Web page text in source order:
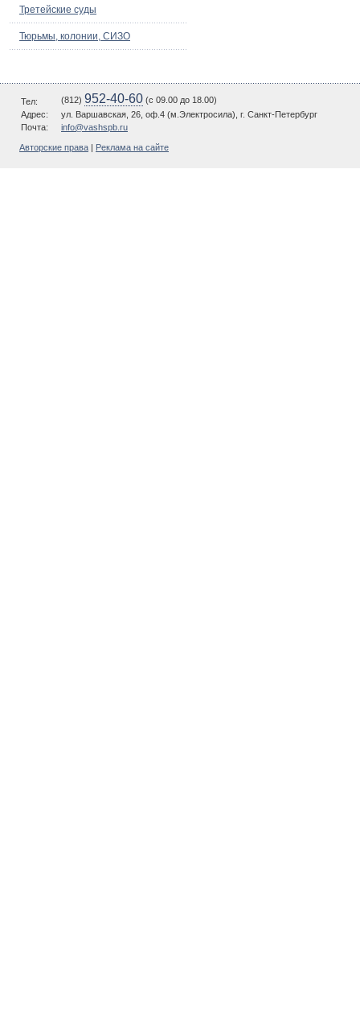
Третейские суды
Тюрьмы, колонии, СИЗО
Тел: (812) 952-40-60 (c 09.00 до 18.00)
Адрес:
ул. Варшавская, 26, оф.4 (м.Электросила), г. Санкт-Петербург
Почта:
info@vashspb.ru
Авторские права Реклама на сайте